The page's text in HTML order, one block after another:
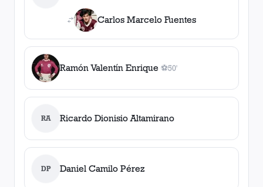
Carlos Marcelo Fuentes
Ramón Valentín Enrique ⚽
1gol
50'
RA Ricardo Dionisio Altamirano
DP Daniel Camilo Pérez